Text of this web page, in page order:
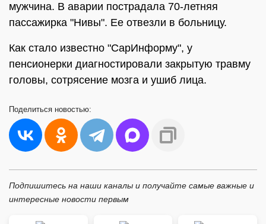
мужчина. В аварии пострадала 70-летняя
пассажирка "Нивы". Ее отвезли в больницу.
Как стало известно "СарИнформу", у
пенсионерки диагностировали закрытую травму
головы, сотрясение мозга и ушиб лица.
Поделиться новостью:
Подпишитесь на наши каналы и получайте самые важные и
интересные новости первым